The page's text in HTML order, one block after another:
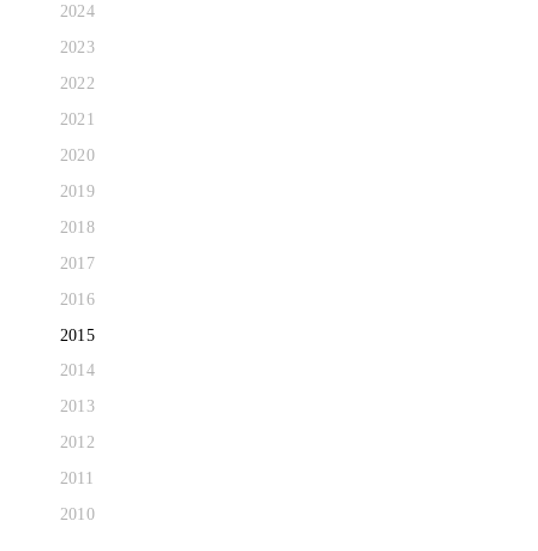
2024
2023
2022
2021
2020
2019
2018
2017
2016
2015
2014
2013
2012
2011
2010